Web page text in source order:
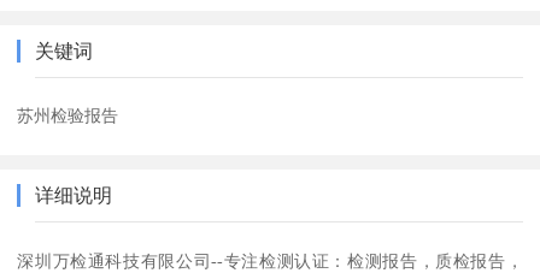
关键词
苏州检验报告
详细说明
深圳万检通科技有限公司--专注检测认证：检测报告，质检报告，